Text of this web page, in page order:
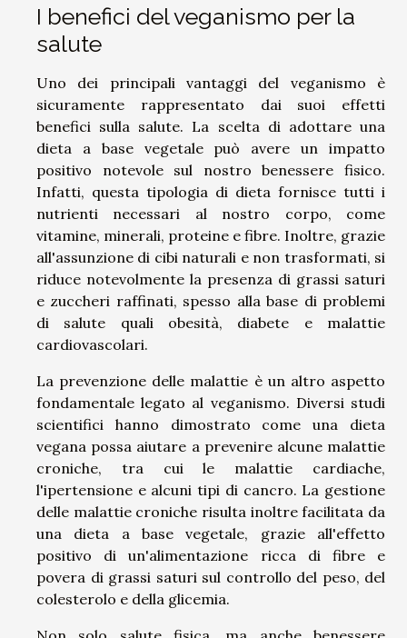
I benefici del veganismo per la
salute
Uno dei principali vantaggi del veganismo è
sicuramente rappresentato dai suoi effetti
benefici sulla salute. La scelta di adottare una
dieta a base vegetale può avere un impatto
positivo notevole sul nostro benessere fisico.
Infatti, questa tipologia di dieta fornisce tutti i
nutrienti necessari al nostro corpo, come
vitamine, minerali, proteine e fibre. Inoltre, grazie
all'assunzione di cibi naturali e non trasformati, si
riduce notevolmente la presenza di grassi saturi
e zuccheri raffinati, spesso alla base di problemi
di salute quali obesità, diabete e malattie
cardiovascolari.
La prevenzione delle malattie è un altro aspetto
fondamentale legato al veganismo. Diversi studi
scientifici hanno dimostrato come una dieta
vegana possa aiutare a prevenire alcune malattie
croniche, tra cui le malattie cardiache,
l'ipertensione e alcuni tipi di cancro. La gestione
delle malattie croniche risulta inoltre facilitata da
una dieta a base vegetale, grazie all'effetto
positivo di un'alimentazione ricca di fibre e
povera di grassi saturi sul controllo del peso, del
colesterolo e della glicemia.